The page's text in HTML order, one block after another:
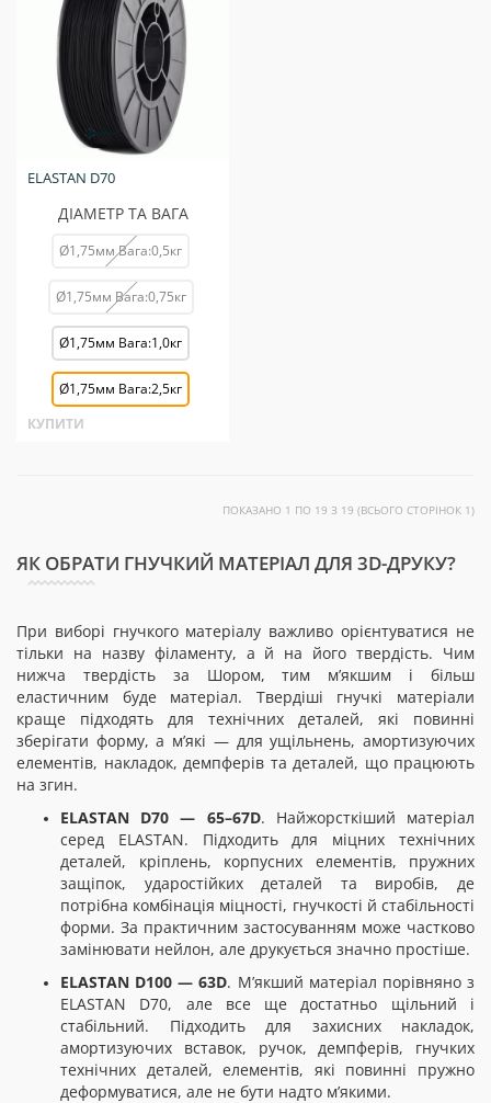
ELASTAN D70
ДІАМЕТР ТА ВАГА
Ø1,75мм Вага:0,5кг
Ø1,75мм Вага:0,75кг
Ø1,75мм Вага:1,0кг
Ø1,75мм Вага:2,5кг
КУПИТИ
ПОКАЗАНО 1 ПО 19 З 19 (ВСЬОГО СТОРІНОК 1)
ЯК ОБРАТИ ГНУЧКИЙ МАТЕРІАЛ ДЛЯ 3D-ДРУКУ?
При виборі гнучкого матеріалу важливо орієнтуватися не
тільки на назву філаменту, а й на його твердість. Чим
нижча твердість за Шором, тим м’якшим і більш
еластичним буде матеріал. Твердіші гнучкі матеріали
краще підходять для технічних деталей, які повинні
зберігати форму, а м’які — для ущільнень, амортизуючих
елементів, накладок, демпферів та деталей, що працюють
на згин.
ELASTAN D70 — 65–67D. Найжорсткіший матеріал
серед ELASTAN. Підходить для міцних технічних
деталей, кріплень, корпусних елементів, пружних
защіпок, ударостійких деталей та виробів, де
потрібна комбінація міцності, гнучкості й стабільності
форми. За практичним застосуванням може частково
замінювати нейлон, але друкується значно простіше.
ELASTAN D100 — 63D. М’якший матеріал порівняно з
ELASTAN D70, але все ще достатньо щільний і
стабільний. Підходить для захисних накладок,
амортизуючих вставок, ручок, демпферів, гнучких
технічних деталей, елементів, які повинні пружно
деформуватися, але не бути надто м’якими.